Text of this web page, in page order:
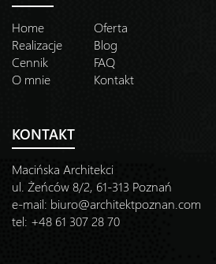
Home
Oferta
Realizacje
Blog
Cennik
FAQ
O mnie
Kontakt
KONTAKT
Macińska Architekci
ul. Żeńców 8/2, 61-313 Poznań
e-mail: biuro@architektpoznan.com
tel: +48 61 307 28 70